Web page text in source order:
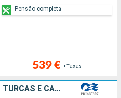
539 € +Taxas
Pensão completa
ESTADOS UNIDOS, ILHAS TURCAS E CAICOS, REPÚBLICA DOMINICANA, PORTO RICO, SÃO MARTINHO, SÃO TOMÁS